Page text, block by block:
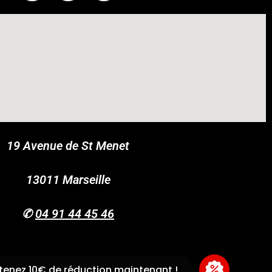
19 Avenue de St Menet
13011 Marseille
✆04 91 44 45 46